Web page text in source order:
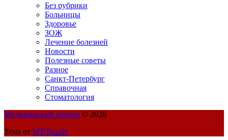
Без рубрики
Больницы
Здоровье
ЗОЖ
Лечение болезней
Новости
Полезные советы
Разное
Санкт-Петербург
Справочная
Стоматология
Медицинский портал © 2026
Тема от WP Puzzle